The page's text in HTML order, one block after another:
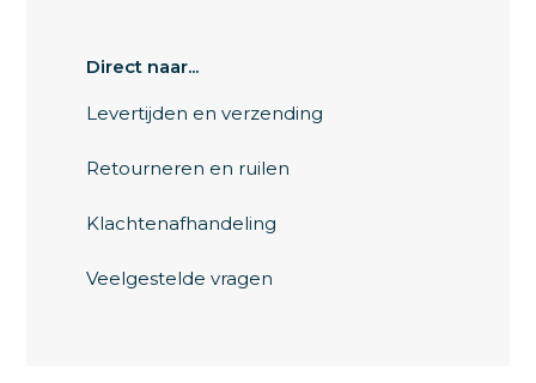
Direct naar...
Levertijden en verzending
Retourneren en ruilen
Klachtenafhandeling
Veelgestelde vragen